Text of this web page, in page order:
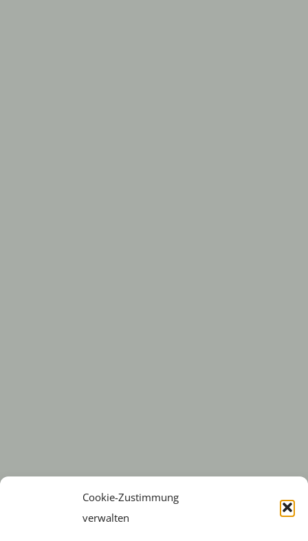
Cookie-Zustimmung
verwalten